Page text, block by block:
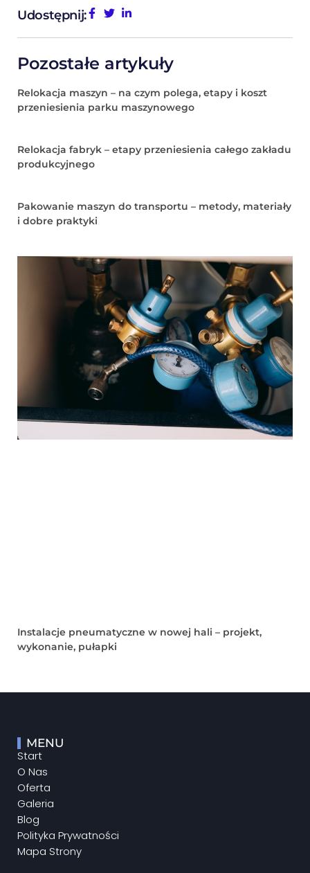
Udostępnij:
Pozostałe artykuły
Relokacja maszyn – na czym polega, etapy i koszt
przeniesienia parku maszynowego
Relokacja fabryk – etapy przeniesienia całego zakładu
produkcyjnego
Pakowanie maszyn do transportu – metody, materiały
i dobre praktyki
Instalacje pneumatyczne w nowej hali – projekt,
wykonanie, pułapki
MENU
Start
O Nas
Oferta
Galeria
Blog
Polityka Prywatności
Mapa Strony